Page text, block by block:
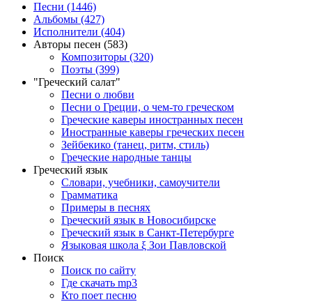
Песни (1446)
Альбомы (427)
Исполнители (404)
Авторы песен (583)
Композиторы (320)
Поэты (399)
"Греческий салат"
Песни о любви
Песни о Греции, о чем-то греческом
Греческие каверы иностранных песен
Иностранные каверы греческих песен
Зейбекико (танец, ритм, стиль)
Греческие народные танцы
Греческий язык
Словари, учебники, самоучители
Грамматика
Примеры в песнях
Греческий язык в Новосибирске
Греческий язык в Санкт-Петербурге
Языковая школа ξ Зои Павловской
Поиск
Поиск по сайту
Где скачать mp3
Кто поет песню